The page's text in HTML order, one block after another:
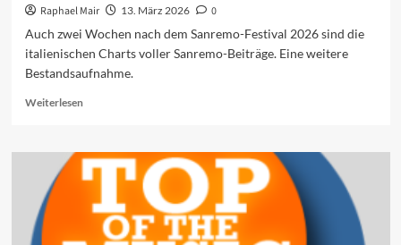
Raphael Mair 13. März 2026
0
Auch zwei Wochen nach dem Sanremo-Festival 2026 sind die
italienischen Charts voller Sanremo-Beiträge. Eine weitere
Bestandsaufnahme.
WeiterlesenRead
Sanremo
2026
in
den
Charts
(Woche